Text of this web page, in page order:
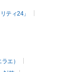
ティ24」
エ）